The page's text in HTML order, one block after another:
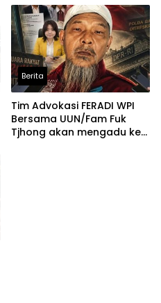
Berita
Tim Advokasi FERADI WPI
Bersama UUN/Fam Fuk
Tjhong akan mengadu ke